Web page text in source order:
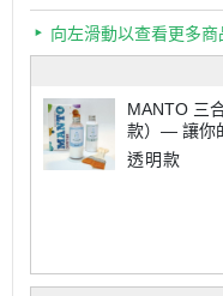
向左滑動以查看更多商
MANTO 三
款）— 讓你
專業
透明款